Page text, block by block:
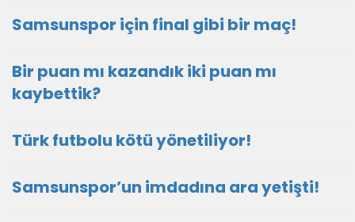
Samsunspor için final gibi bir maç!
Bir puan mı kazandık iki puan mı
kaybettik?
Türk futbolu kötü yönetiliyor!
Samsunspor’un imdadına ara yetişti!